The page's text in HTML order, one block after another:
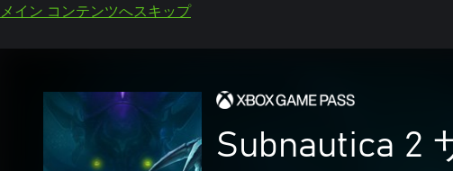
メイン コンテンツへスキップ
Subnautica 2